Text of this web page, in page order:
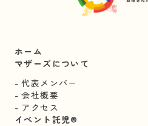
ホーム
マザーズについて
代表メンバー
会社概要
アクセス
イベント託児®︎